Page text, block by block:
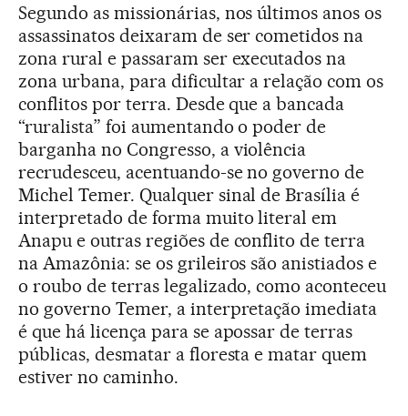
Segundo as missionárias, nos últimos anos os
assassinatos deixaram de ser cometidos na
zona rural e passaram ser executados na
zona urbana, para dificultar a relação com os
conflitos por terra. Desde que a bancada
“ruralista” foi aumentando o poder de
barganha no Congresso, a violência
recrudesceu, acentuando-se no governo de
Michel Temer. Qualquer sinal de Brasília é
interpretado de forma muito literal em
Anapu e outras regiões de conflito de terra
na Amazônia: se os grileiros são anistiados e
o roubo de terras legalizado, como aconteceu
no governo Temer, a interpretação imediata
é que há licença para se apossar de terras
públicas, desmatar a floresta e matar quem
estiver no caminho.